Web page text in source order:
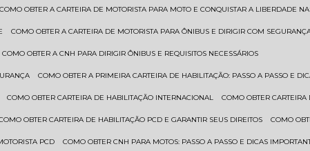
COMO OBTER A CARTEIRA DE MOTORISTA PARA MOTO E CONQUISTAR A LIBERDADE
COMO OBTER A CARTEIRA DE MOTORISTA PARA ÔNIBUS E DIRIGIR COM
COMO OBTER A CNH PARA DIRIGIR ÔNIBUS E REQUISITOS NECESSÁRIOS
COMO OBTER A PRIMEIRA CARTEIRA DE HABILITAÇÃO: PASSO A PASSO E
COMO OBTER CARTEIRA DE HABILITAÇÃO INTERNACIONAL COMO OBTER
COMO OBTER CARTEIRA DE HABILITAÇÃO PCD E GARANTIR SEUS DIREITOS COMO
PCD COMO OBTER CNH PARA MOTOS: PASSO A PASSO E DICAS